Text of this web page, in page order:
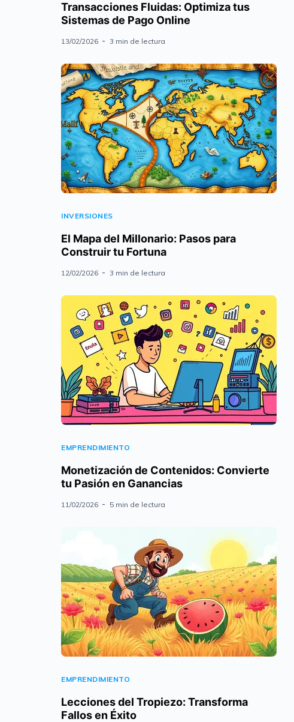
Transacciones Fluidas: Optimiza tus
Sistemas de Pago Online
13/02/2026 3 min de lectura
INVERSIONES
El Mapa del Millonario: Pasos para
Construir tu Fortuna
12/02/2026 3 min de lectura
EMPRENDIMIENTO
Monetización de Contenidos: Convierte
tu Pasión en Ganancias
11/02/2026 5 min de lectura
EMPRENDIMIENTO
Lecciones del Tropiezo: Transforma
Fallos en Éxito